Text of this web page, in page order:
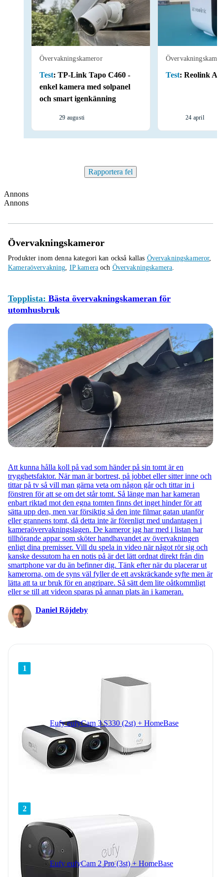
Övervakningskameror
Test: TP-Link Tapo C460 -
enkel kamera med solpanel
och smart igenkänning
29 augusti
Test: Reolink
24 april
Rapportera fel
Annons
Annons
Övervakningskameror
Produkter inom denna kategori kan också kallas Övervakningskameror,
Kameraövervakning, IP kameraoch Övervakningskamera.
Topplista: Bästa övervakningskameran för
utomhusbruk
Att kunna hålla koll på vad som händer på sin tomt är en
trygghetsfaktor. När man är bortrest, på jobbet eller sitter inne och
tittar på tv så vill man gärna veta om någon går och tittar in i
fönstren för att se om det står tomt. Så länge man har kameran
enbart riktad mot den egna tomten finns det inget hinder för att
sätta upp den, men var försiktig så den inte filmar gatan utanför
eller grannens tomt, då detta inte är förenligt med undantagen i
kameraövervakningslagen. De kameror jag har med i listan har
tillhörande appar som sköter handhavandet av övervakningen
enligt dina premisser. Vill du spela in video när något rör sig och
kanske dessutom ha en notis på är det lätt ordnat direkt från din
smartphone var du än befinner dig. Tänk efter när du placerar ut
kamerorna, om de syns väl fyller de ett avskräckande syfte men är
lätta att ta ur bruk för en angripare. Så sätt dem lite oåtkommligt
eller se till att videon sparas på annan plats än i kameran.
Daniel Röjdeby
1
Eufy eufyCam 3 S330 (2st) + HomeBase
2
Eufy eufyCam 2 Pro (3st) + HomeBase